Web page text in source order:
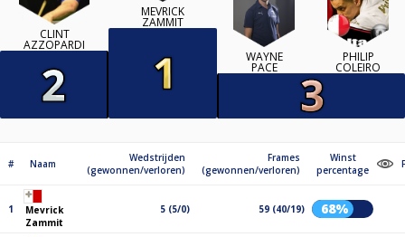
CLINT
AZZOPARDI
MEVRICK
ZAMMIT
WAYNE
PACE
PHILIP
COLEIRO
# Naam
Wedstrijden
(gewonnen/verloren)
Frames
(gewonnen/verloren)
Winst
percentage
1
Mevrick
Zammit
5 (5/0) 59 (40/19) 68%